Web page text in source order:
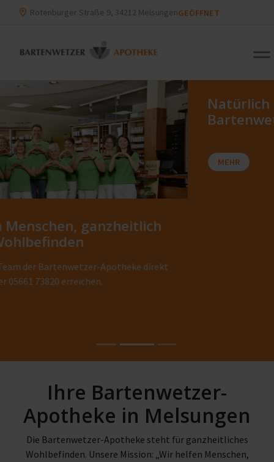
Rotenburger Straße 9, 34212 MelsungenGEÖFFNET
Natürlich gesund leben mit der
Bartenwetzer Apotheke
MEHR
Ihre Bartenwetzer-
Apotheke in Melsungen
Die Bartenwetzer-Apotheke steht für ganzheitliches
Wohlbefinden. Unsere Mission: „Wir helfen Menschen,